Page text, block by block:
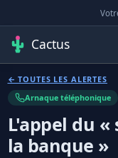
Cactus
← TOUTES LES ALERTES
Arnaque téléphonique
L'appel du
la banque »